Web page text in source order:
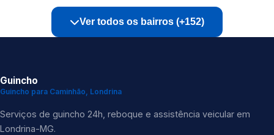
Ver todos os bairros (+152)
Guincho
Guincho para Caminhão, Londrina
Serviços de guincho 24h, reboque e assistência veicular em
Londrina-MG.